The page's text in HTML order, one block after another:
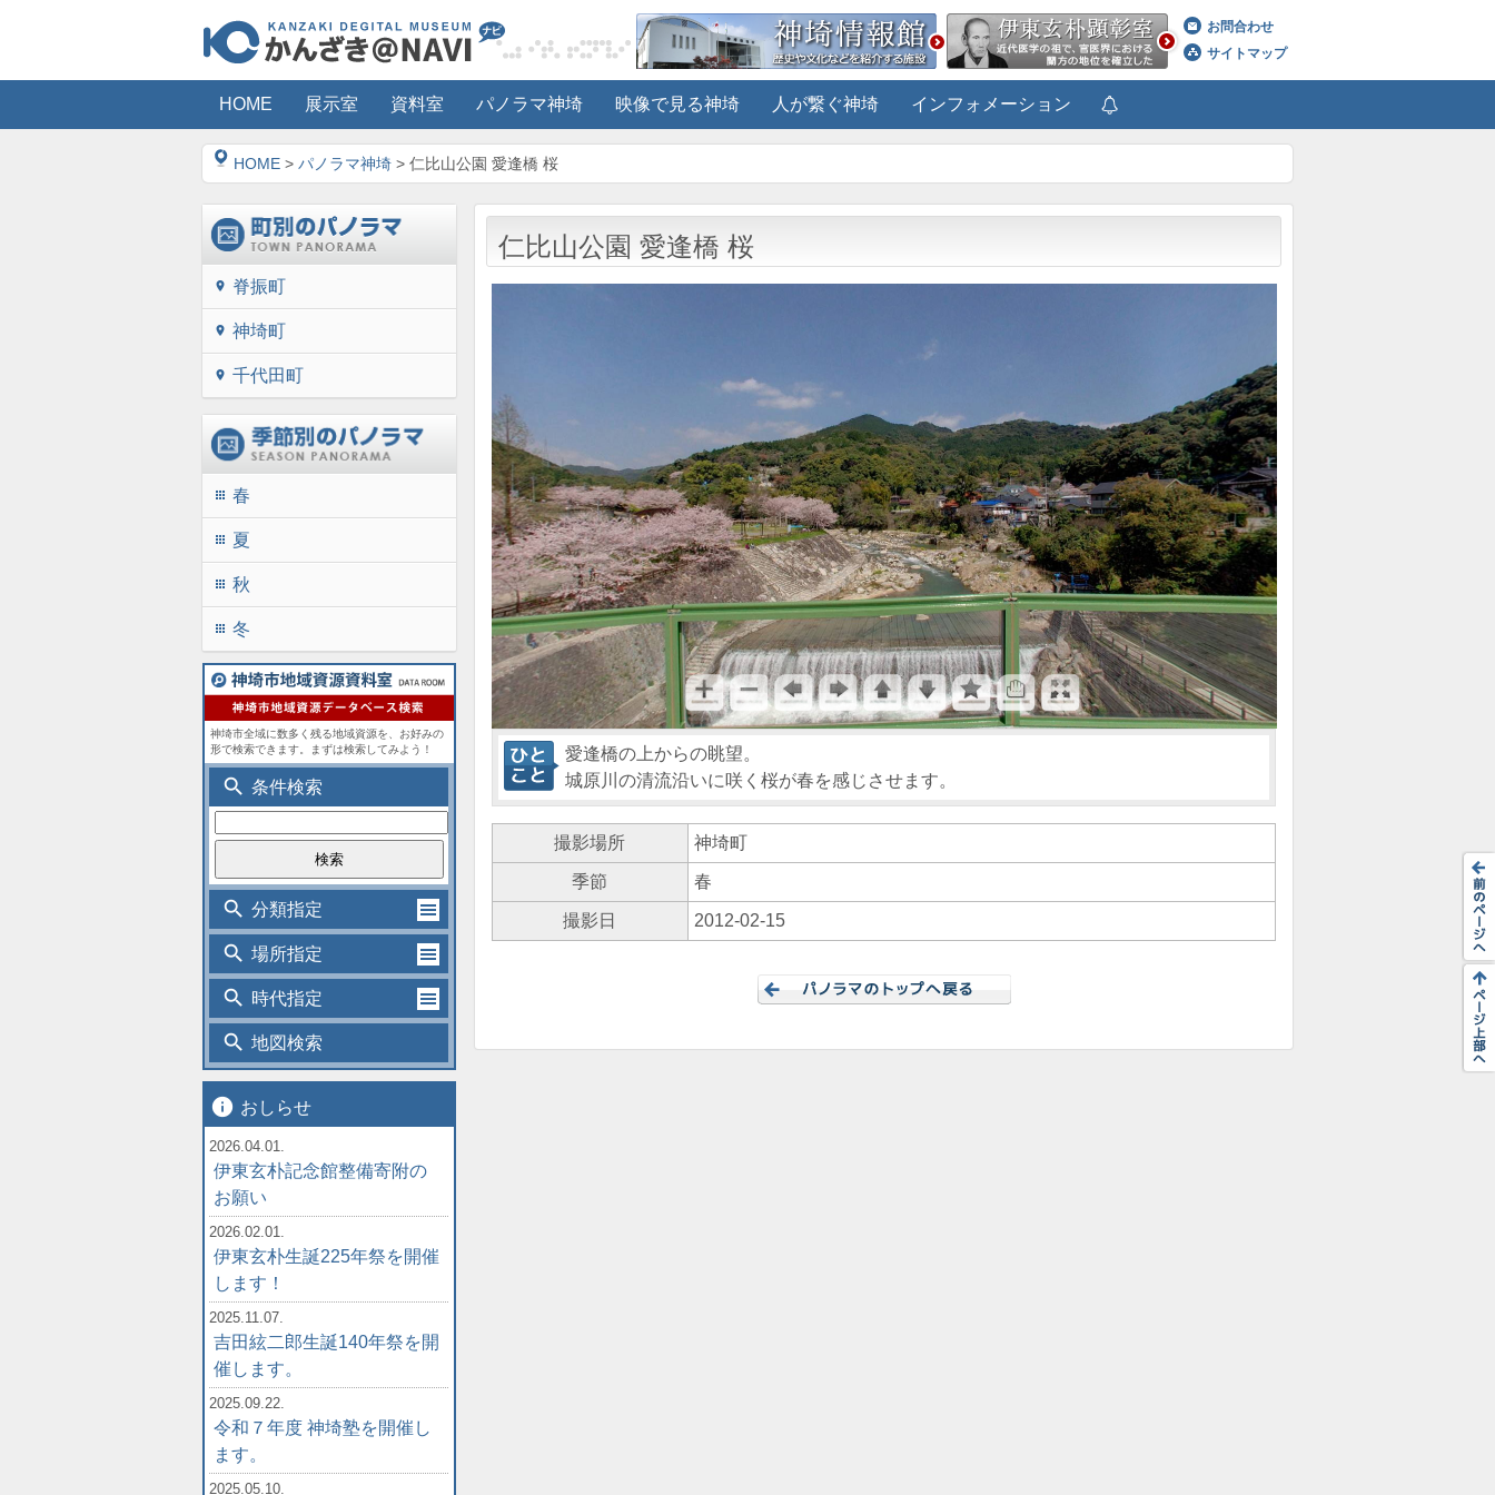
お問合わせ
サイトマップ
HOME 展示室 資料室 パノラマ神埼 映像で見る神埼 人が繋ぐ神埼 インフォメーション
HOME > パノラマ神埼 > 仁比山公園 愛逢橋 桜
仁比山公園 愛逢橋 桜
愛逢橋の上からの眺望。
城原川の清流沿いに咲く桜が春を感じさせます。
撮影場所 神埼町
季節 春
撮影日 2012-02-15
location_on 脊振町
location_on 神埼町
location_on 千代田町
apps 春
apps 夏
apps 秋
apps 冬
神埼市全域に数多く残る地域資源を、お好みの
形で検索できます。まずは検索してみよう！
search 条件検索
search 分類指定
search 場所指定
search 時代指定
search 地図検索
info おしらせ
2026.04.01.
伊東玄朴記念館整備寄附の
お願い
2026.02.01.
伊東玄朴生誕225年祭を開催
します！
2025.11.07.
吉田絃二郎生誕140年祭を開
催します。
2025.09.22.
令和７年度 神埼塾を開催し
ます。
2025.05.10.